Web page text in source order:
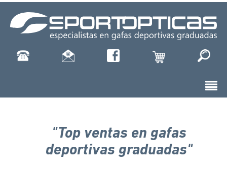
"Top ventas en gafas
deportivas graduadas"